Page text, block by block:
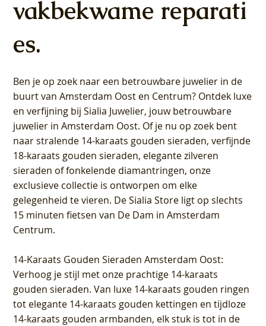
vakbekwame reparati
es.
Ben je op zoek naar een betrouwbare juwelier in de
buurt van Amsterdam Oost en Centrum? Ontdek luxe
en verfijning bij Sialia Juwelier, jouw betrouwbare
juwelier in Amsterdam Oost. Of je nu op zoek bent
naar stralende 14-karaats gouden sieraden, verfijnde
18-karaats gouden sieraden, elegante zilveren
sieraden of fonkelende diamantringen, onze
exclusieve collectie is ontworpen om elke
gelegenheid te vieren. De Sialia Store ligt op slechts
15 minuten fietsen van De Dam in Amsterdam
Centrum.
14-Karaats Gouden Sieraden Amsterdam Oost:
Verhoog je stijl met onze prachtige 14-karaats
gouden sieraden. Van luxe 14-karaats gouden ringen
tot elegante 14-karaats gouden kettingen en tijdloze
14-karaats gouden armbanden, elk stuk is tot in de